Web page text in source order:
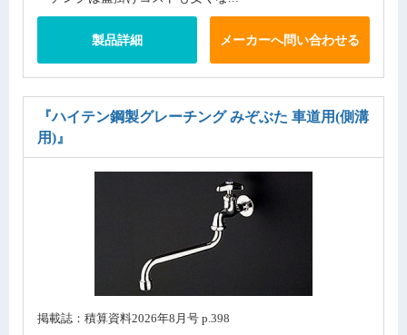
製品詳細 メーカーへ問い合わせる
『ハイテン鋼製グレーチング みぞぶた 車道用(側溝
用)』
掲載誌：積算資料2026年8月号 p.398